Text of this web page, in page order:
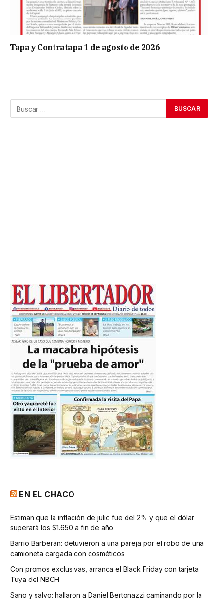
Tapa y Contratapa 1 de agosto de 2026
EN EL CHACO
Estiman que la inflación de julio fue del 2% y que el dólar
superará los $1.650 a fin de año
Barrio Barberan: detuvieron a una pareja por el robo de una
camioneta cargada con cosméticos
Con promos exclusivas, arranca el Black Friday con tarjeta
Tuya del NBCH
Sano y salvo: hallaron a Daniel Bertonazzi caminando por la